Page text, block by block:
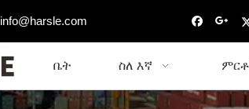
info@harsle.com
ቤት ስለ እኛ